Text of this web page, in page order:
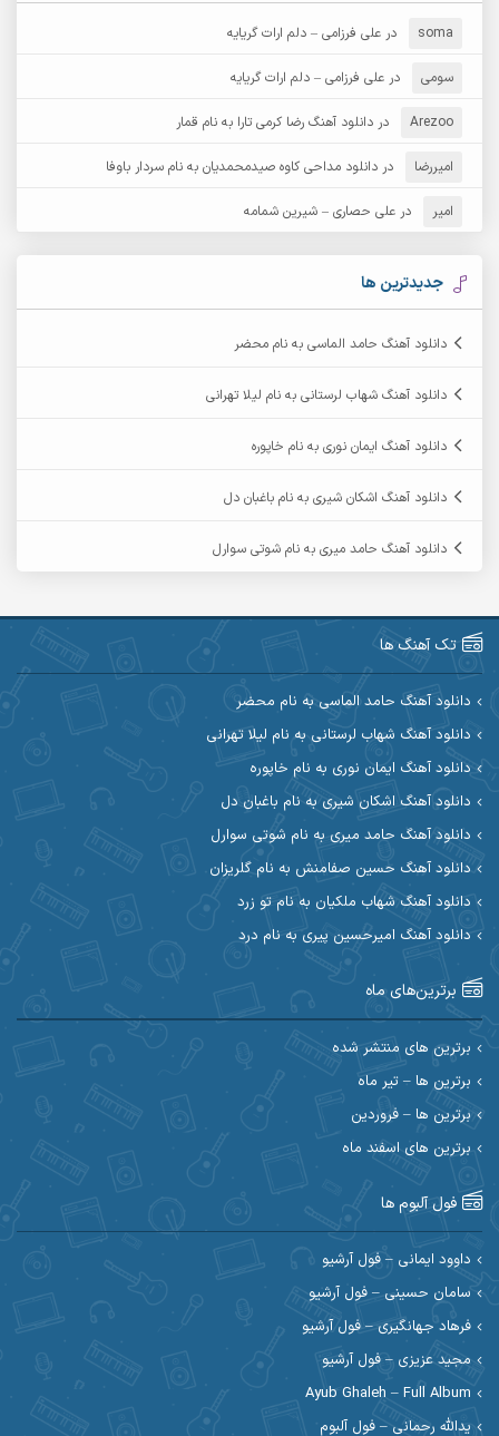
آرش عثمان
آرش مبهم آرش مستشیری
آرش مهرابی آرش نظری
آرشام
آرکاداش
آرین صیادی
آرین مریدی
آوات بوکانی آوات یگانه
آیت احمدنژاد
ابراهیم شمس ابوالحسن جاویدان
ابی حسینی
احسان آیینفر
احسان امیدوار
احسان حیدری احسان دریادل
احسان رمضانی احسان علیانی
احسان کریمی احسان کمری
احسان مرادیان احمد اسلامی
احمد بیرانوند
احمد صحراییان
احمد نازدار احمد نوریان
احمدرضا امرایی
soma در علی فرزامی – دلم ارات گریایه
سومی در علی فرزامی – دلم ارات گریایه
Arezoo در دانلود آهنگ رضا کرمی تارا به نام قمار
امیررضا در دانلود مداحی کاوه صیدمحمدیان به نام سردار باوفا
امیر در علی حصاری – شیرین شمامه
جدیدترین ها
دانلود آهنگ حامد الماسی به نام محضر
دانلود آهنگ شهاب لرستانی به نام لیلا تهرانی
دانلود آهنگ ایمان نوری به نام خاپوره
دانلود آهنگ اشکان شیری به نام باغبان دل
دانلود آهنگ حامد میری به نام شوتی سوارل
تک آهنگ ها
دانلود آهنگ حامد الماسی به نام محضر
دانلود آهنگ شهاب لرستانی به نام لیلا تهرانی
دانلود آهنگ ایمان نوری به نام خاپوره
دانلود آهنگ اشکان شیری به نام باغبان دل
دانلود آهنگ حامد میری به نام شوتی سوارل
دانلود آهنگ حسین صفامنش به نام گلریزان
دانلود آهنگ شهاب ملکیان به نام تو زرد
دانلود آهنگ امیرحسین پیری به نام درد
برترین‌های ماه
برترین های منتشر شده
برترین ها – تیر ماه
برترین ها – فروردین
برترین های اسفند ماه
فول آلبوم ها
داوود ایمانی – فول آرشیو
سامان حسینی – فول آرشیو
فرهاد جهانگیری – فول آرشیو
مجید عزیزی – فول آرشیو
Ayub Ghaleh – Full Album
یدالله رحمانی – فول آلبوم